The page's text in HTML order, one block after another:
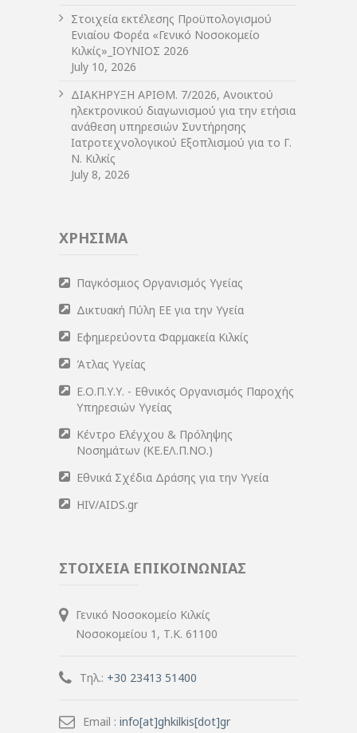
Στοιχεία εκτέλεσης Προϋπολογισμού
Ενιαίου Φορέα «Γενικό Νοσοκομείο
Κιλκίς»_ΙΟΥΝΙΟΣ 2026
July 10, 2026
ΔIΑΚΗΡΥΞΗ ΑΡIΘΜ. 7/2026, Ανοικτού
ηλεκτρονικού διαγωνισμού για την ετήσια
ανάθεση υπηρεσιών Συντήρησης
Ιατροτεχνολογικού Εξοπλισμού για το Γ.
Ν. Κιλκίς
July 8, 2026
ΧΡΗΣΙΜΑ
Παγκόσμιος Οργανισμός Υγείας
Δικτυακή Πύλη ΕΕ για την Υγεία
Εφημερεύοντα Φαρμακεία Κιλκίς
Άτλας Υγείας
Ε.Ο.Π.Υ.Υ. - Εθνικός Οργανισμός Παροχής
Υπηρεσιών Υγείας
Κέντρο Ελέγχου & Πρόληψης
Νοσημάτων (ΚΕ.ΕΛ.Π.ΝΟ.)
Εθνικά Σχέδια Δράσης για την Υγεία
HIV/AIDS.gr
ΣΤΟΙΧΕΙΑ ΕΠΙΚΟΙΝΩΝΙΑΣ
Γενικό Νοσοκομείο Κιλκίς
Νοσοκομείου 1, Τ.Κ. 61100
Τηλ.: +30 23413 51400
Email : info[at]ghkilkis[dot]gr